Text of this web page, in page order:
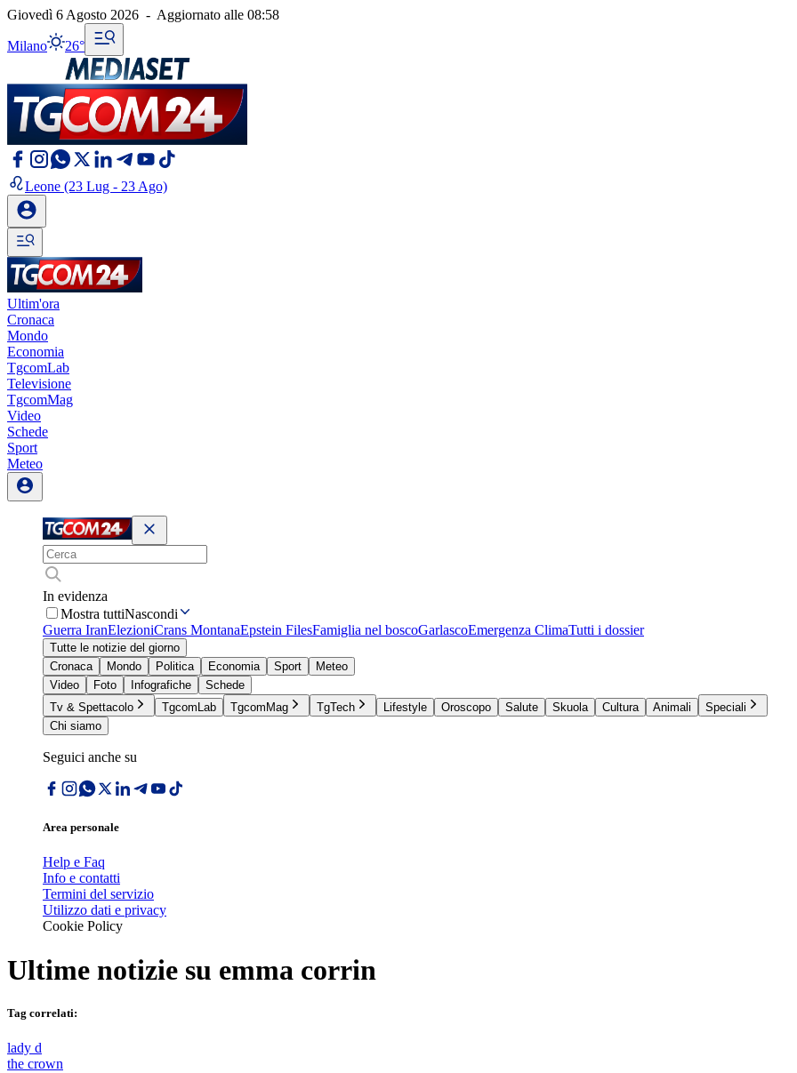
Giovedì 6 Agosto 2026 - Aggiornato alle 08:58
Milano 26°
Leone (23 Lug - 23 Ago)
Ultim'ora
Cronaca
Mondo
Economia
TgcomLab
Televisione
TgcomMag
Video
Schede
Sport
Meteo
In evidenza
Mostra tuttiNascondi
Guerra IranElezioniCrans MontanaEpstein FilesFamiglia nel boscoGarlascoEmergenza ClimaTutti i dossier
Tutte le notizie del giorno
Cronaca
Mondo Politica Economia Sport
Meteo
Video
Foto Infografiche
Schede
Tv & Spettacolo
TgcomLab TgcomMag TgTech Lifestyle Oroscopo Salute Skuola Cultura Animali
Speciali
Chi siamo
Seguici anche su
Area personale
Help e Faq
Info e contatti
Termini del servizio
Utilizzo dati e privacy
Cookie Policy
Ultime notizie su emma corrin
Tag correlati:
lady d
the crown